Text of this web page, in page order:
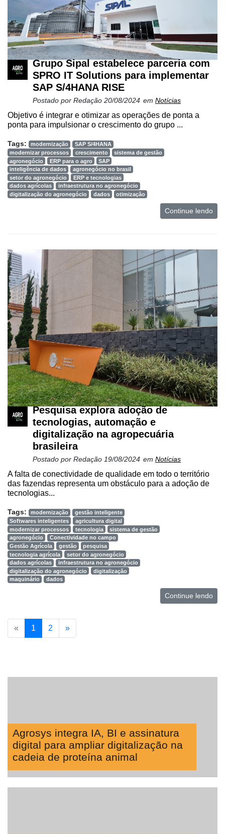
Grupo Sipal estabelece parceria com
SPRO IT Solutions para implementar
SAP S/4HANA RISE
Postado por Redação 20/08/2024 em Notícias
Objetivo é integrar e otimizar as operações de ponta a
ponta para impulsionar o crescimento do grupo ...
Tags: modernização
SAP S/4HANA
modernizar processos
crescimento
sistema de gestão
agronegócio
ERP para o agro
SAP
inteligência de dados
agronegócio no brasil
setor do agronegócio
ERP e tecnologias
dados agrícolas
infraestrutura no agronegócio
digitalização do agronegócio
dados otimização
Continue lendo
Pesquisa explora adoção de
tecnologias, automação e
digitalização na agropecuária
brasileira
Postado por Redação 19/08/2024 em Notícias
A falta de conectividade de qualidade em todo o território
das fazendas representa um obstáculo para a adoção de
tecnologias...
Tags: modernização
gestão inteligente
Softwares inteligentes
agricultura digital
modernizar processos
tecnologia
sistema de gestão
agronegócio
Conectividade no campo
Gestão Agrícola
gestão
pesquisa
tecnologia agrícola
setor do agronegócio
dados agrícolas
infraestrutura no agronegócio
digitalização do agronegócio
digitalização
maquinário
dados
Continue lendo
« 1 2 »
Agrosys integra IA, BI e assinatura
digital para ampliar digitalização na
cadeia de proteína animal